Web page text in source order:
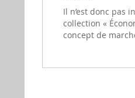
Il n’est donc pas
collection «
concept de